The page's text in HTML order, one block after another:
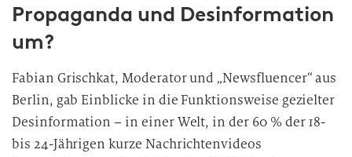
Propaganda und Desinformation
um?
Fabian Grischkat, Moderator und „Newsfluencer“ aus
Berlin, gab Einblicke in die Funktionsweise gezielter
Desinformation – in einer Welt, in der 60 % der 18-
bis 24-Jährigen kurze Nachrichtenvideos